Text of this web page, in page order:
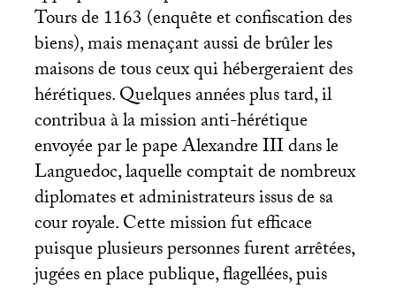
Tours de 1163 (enquête et confiscation des
biens), mais menaçant aussi de brûler les
maisons de tous ceux qui hébergeraient des
hérétiques. Quelques années plus tard, il
contribua à la mission anti-hérétique
envoyée par le pape AlexandreIIIdans le
Languedoc, laquelle comptait de nombreux
diplomates et administrateurs issus de sa
cour royale. Cette mission fut efficace
puisque plusieurs personnes furent arrêtées,
jugées en place publique, flagellées, puis